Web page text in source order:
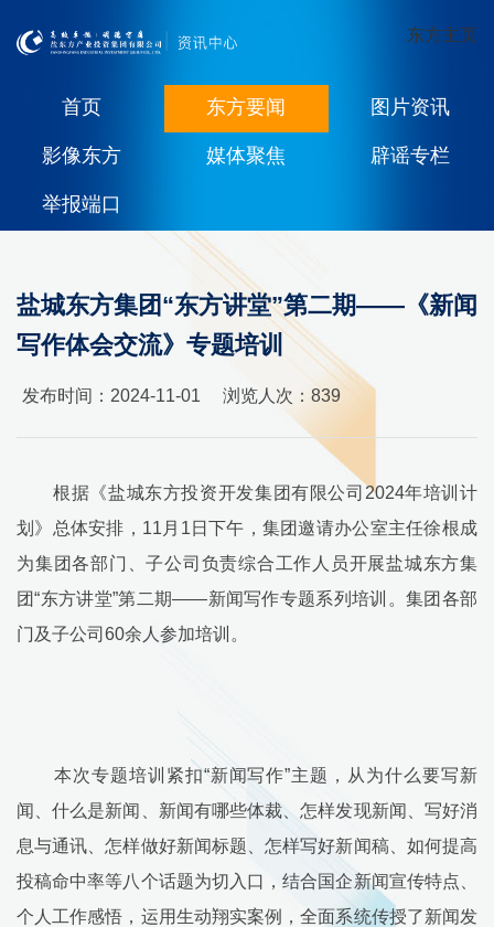
东方主页
首页 东方要闻 图片资讯
影像东方 媒体聚焦 辟谣专栏
举报端口
盐城东方集团“东方讲堂”第二期——《新闻
写作体会交流》专题培训
发布时间：2024-11-01 浏览人次： 839
根据《盐城东方投资开发集团有限公司2024年培训计
划》总体安排，11月1日下午，集团邀请办公室主任徐根成
为集团各部门、子公司负责综合工作人员开展盐城东方集
团“东方讲堂”第二期——新闻写作专题系列培训。集团各部
门及子公司60余人参加培训。
本次专题培训紧扣“新闻写作”主题，从为什么要写新
闻、什么是新闻、新闻有哪些体裁、怎样发现新闻、写好消
息与通讯、怎样做好新闻标题、怎样写好新闻稿、如何提高
投稿命中率等八个话题为切入口，结合国企新闻宣传特点、
个人工作感悟，运用生动翔实案例，全面系统传授了新闻发